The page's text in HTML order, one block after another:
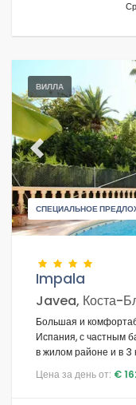
ВИЛЛА
СПЕЦИАЛЬНОЕ
Previous
Impala
Javea, Коста-
Большая и
Испания, с частным
в жилом районе и в 3
Цена за день от: €